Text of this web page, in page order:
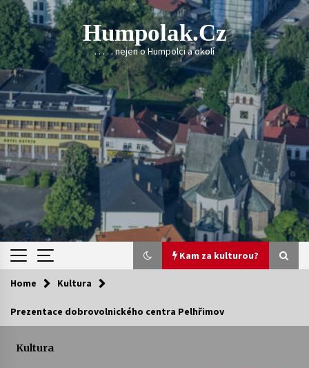
Skip
to
content
Humpolak.cz
. . . . . nejen o Humpolci a okolí
Kam za kulturou?
Kam za kulturou?
Home Kultura
Prezentace dobrovolnického centra Pelhřimov
Kultura